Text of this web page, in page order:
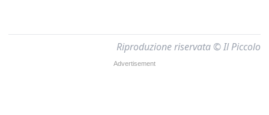
Riproduzione riservata © Il Piccolo